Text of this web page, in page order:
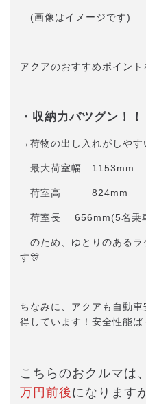
(画像はイメージです)
アクアのおすすめポイン
・収納力バツグン！！
→荷物の出し入れがしやす
最大荷室幅 1153mm
荷室高 824mm
荷室長 656mm(5名乗
のため、ゆとりのあるラ
す🎊
ちなみに、アクアも自動
得しています！安全性能
こちらのおクルマは、
万円前後になります